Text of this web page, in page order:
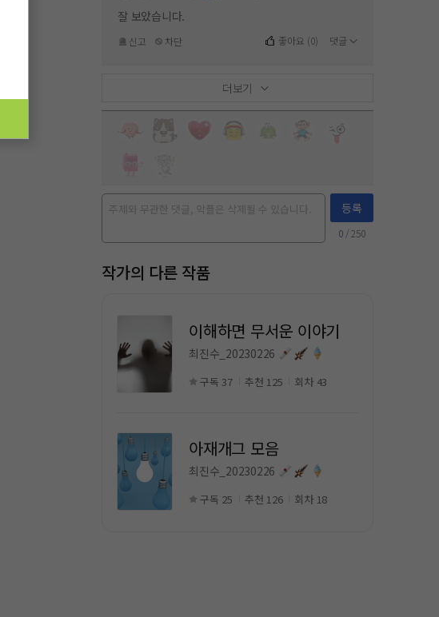
잘 보았습니다.
신고 차단 좋아요 (0) 댓글
더보기
등록
0 / 250
작가의 다른 작품
이해하면 무서운 이야기
최진수_20230226
구독 37 추천 125 회차 43
아재개그 모음
최진수_20230226
구독 25 추천 126 회차 18